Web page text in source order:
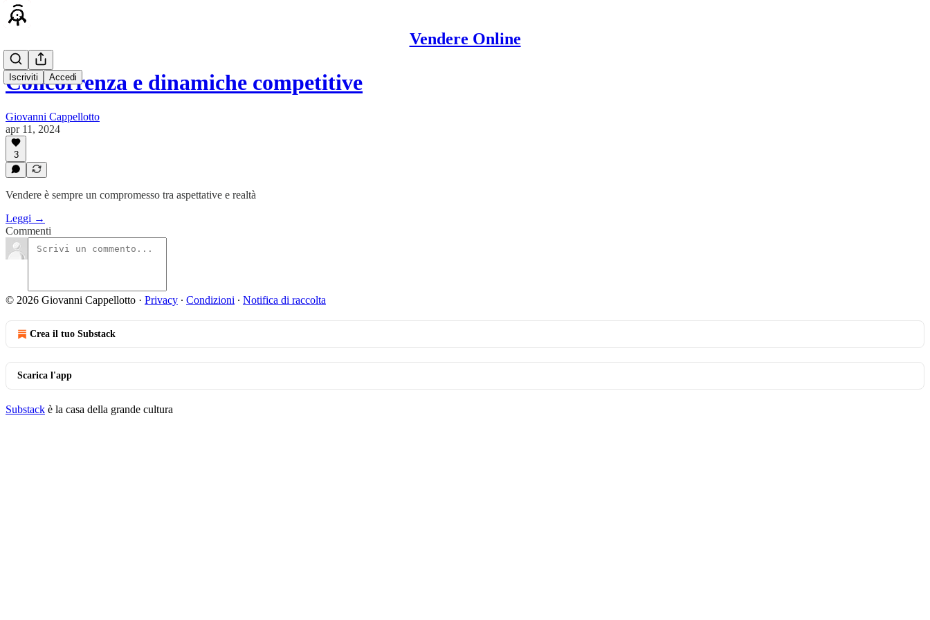
Vendere Online
Iscriviti Accedi
Concorrenza e dinamiche competitive
Giovanni Cappellotto
apr 11, 2024
3
Vendere è sempre un compromesso tra aspettative e realtà
Leggi →
Commenti
© 2026 Giovanni Cappellotto · Privacy ∙ Condizioni ∙ Notifica di raccolta
Crea il tuo Substack
Scarica l'app
Substack è la casa della grande cultura